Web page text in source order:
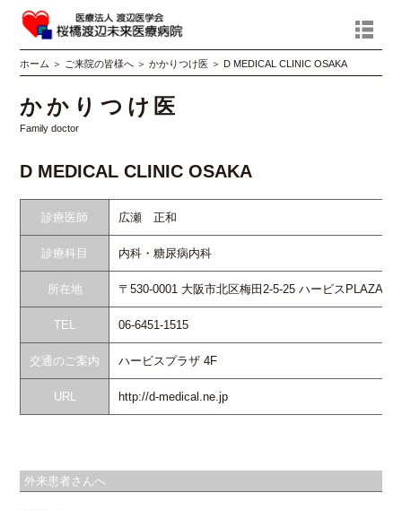
ホーム ＞ ご来院の皆様へ ＞かかりつけ医 ＞ D MEDICAL CLINIC OSAKA
かかりつけ医
Family doctor
D MEDICAL CLINIC OSAKA
診療医師 広瀬 正和
診療科目 内科・糖尿病内科
所在地 〒530-0001 大阪市北区梅田2-5‐25 ハービスPLAZA 4F
TEL 06-6451-1515
交通のご案内 ハービスプラザ 4F
URL http://d-medical.ne.jp
外来患者さんへ